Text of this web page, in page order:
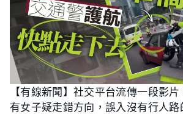
【有線新聞】社交平台流傳一段影
有女子疑走錯方向，誤入沒有行人